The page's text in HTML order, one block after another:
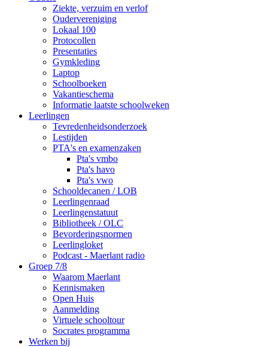
Ziekte, verzuim en verlof
Oudervereniging
Lokaal 100
Protocollen
Presentaties
Gymkleding
Laptop
Schoolboeken
Vakantieschema
Informatie laatste schoolweken
Leerlingen
Tevredenheidsonderzoek
Lestijden
PTA's en examenzaken
Pta's vmbo
Pta's havo
Pta's vwo
Schooldecanen / LOB
Leerlingenraad
Leerlingenstatuut
Bibliotheek / OLC
Bevorderingsnormen
Leerlingloket
Podcast - Maerlant radio
Groep 7/8
Waarom Maerlant
Kennismaken
Open Huis
Aanmelding
Virtuele schooltour
Socrates programma
Werken bij